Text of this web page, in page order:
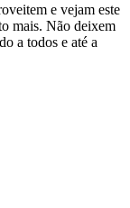
e vejam este
mais. Não deixem
a todos e até a